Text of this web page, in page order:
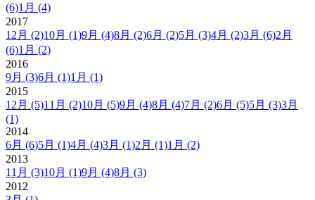
(6)1月 (4)
2017
12月 (2)10月 (1)9月 (4)8月 (2)6月 (2)5月 (3)4月 (2)3月 (6)2月
(6)1月 (2)
2016
9月 (3)6月 (1)1月 (1)
2015
12月 (5)11月 (2)10月 (5)9月 (4)8月 (4)7月 (2)6月 (5)5月 (3)3月
(1)
2014
6月 (6)5月 (1)4月 (4)3月 (1)2月 (1)1月 (2)
2013
11月 (3)10月 (1)9月 (4)8月 (3)
2012